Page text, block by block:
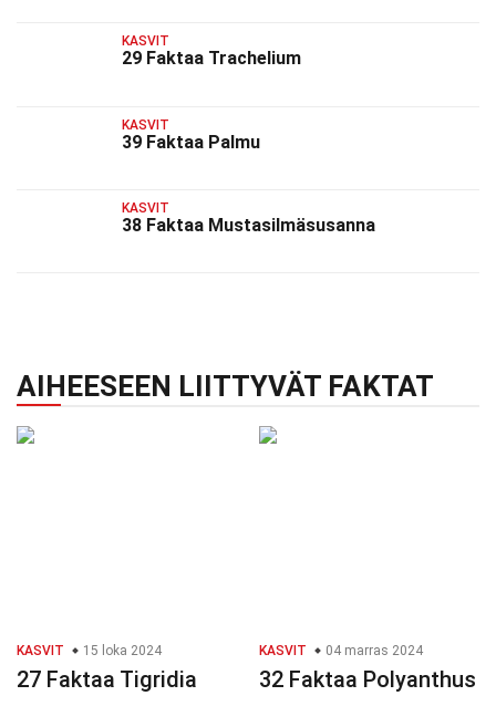
KASVIT
29 Faktaa Trachelium
KASVIT
39 Faktaa Palmu
KASVIT
38 Faktaa Mustasilmäsusanna
AIHEESEEN LIITTYVÄT FAKTAT
KASVIT 15 loka 2024
27 Faktaa Tigridia
KASVIT 04 marras 2024
32 Faktaa Polyanthus